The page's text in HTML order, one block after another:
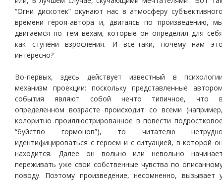
“Огни дискотек” окунают нас в атмосферу
времени героя-автора и, двигаясь по произведению,
двигаемся по тем вехам, которые он определил для
как ступени взросления. И все-таки, почему нам
интересно?
Во-первых, здесь действует известный в
механизм проекции: поскольку представленные
события являют собой нечто типичное, что
определенном возрасте происходит со всеми
колоритно проиллюстрированное в повести
“буйство гормонов”), то читателю
идентифицироваться с героем и с ситуацией, в которой
находится. Далее он вольно или невольно
переживать уже свои собственные чувства по
поводу. Поэтому произведение, несомненно, вызывает